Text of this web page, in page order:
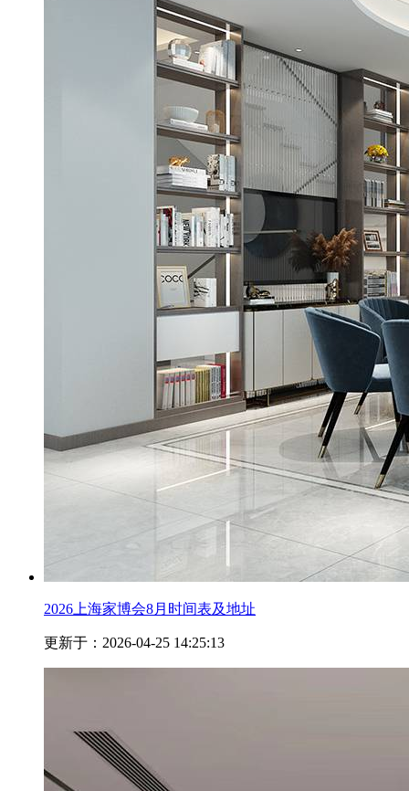
2026上海家博会8月时间表及地址
更新于：2026-04-25 14:25:13